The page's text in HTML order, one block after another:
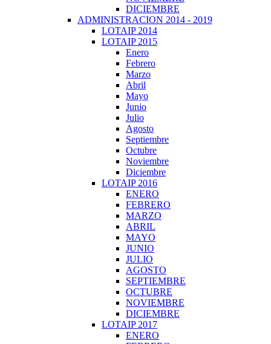
DICIEMBRE
ADMINISTRACION 2014 - 2019
LOTAIP 2014
LOTAIP 2015
Enero
Febrero
Marzo
Abril
Mayo
Junio
Julio
Agosto
Septiembre
Octubre
Noviembre
Diciembre
LOTAIP 2016
ENERO
FEBRERO
MARZO
ABRIL
MAYO
JUNIO
JULIO
AGOSTO
SEPTIEMBRE
OCTUBRE
NOVIEMBRE
DICIEMBRE
LOTAIP 2017
ENERO